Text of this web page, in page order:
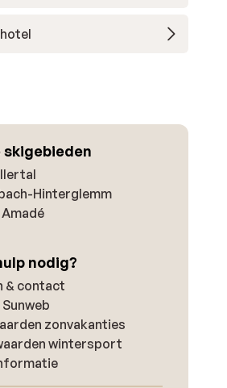
skigebieden
Hinterglemm
Amadé
nodig?
& contact
zonvakanties
wintersport